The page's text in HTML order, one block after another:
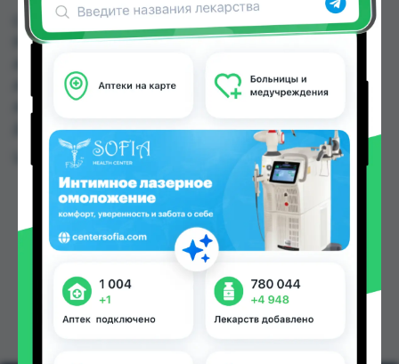
СИСТЕМА КОНТРОЛЯ УРОВНЯ ГЛЮКОЗЫ
РМ200 можно купить или заказать в аптеках,
Аслфарм №2, Аслфарм №3, Аслфарм №4,
Душанбе и других городах Таджикистана
Цена: от2.00 TJS